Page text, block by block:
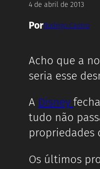
4 de abril de 2013
PorRodrigo Castro
Acho que a
seria esse
A Disney
tudo não
propriedades
Os últimos